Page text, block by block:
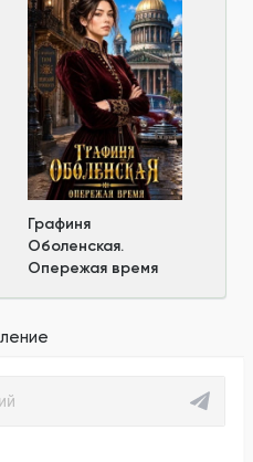
Графиня
Оболенская.
Опережая время